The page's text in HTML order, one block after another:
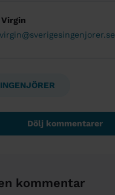
Dölj kommentarer
kommentar